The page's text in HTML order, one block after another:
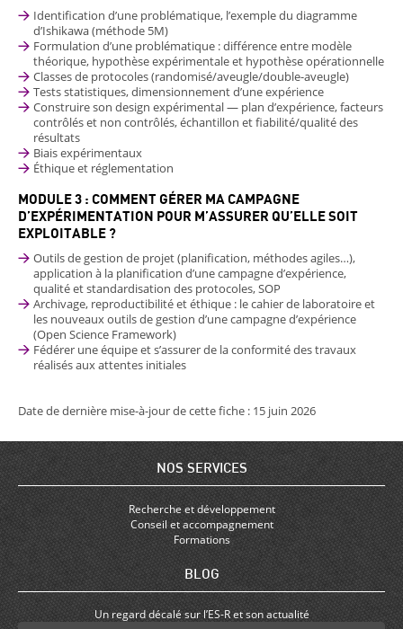
Identification d’une problématique, l’exemple du diagramme
d’Ishikawa (méthode 5M)
Formulation d’une problématique : différence entre modèle
théorique, hypothèse expérimentale et hypothèse opérationnelle
Classes de protocoles (randomisé/aveugle/double-aveugle)
Tests statistiques, dimensionnement d’une expérience
Construire son design expérimental — plan d’expérience, facteurs
contrôlés et non contrôlés, échantillon et fiabilité/qualité des
résultats
Biais expérimentaux
Éthique et réglementation
MODULE 3 : COMMENT GÉRER MA CAMPAGNE
D’EXPÉRIMENTATION POUR M’ASSURER QU’ELLE SOIT
EXPLOITABLE ?
Outils de gestion de projet (planification, méthodes agiles…),
application à la planification d’une campagne d’expérience,
qualité et standardisation des protocoles, SOP
Archivage, reproductibilité et éthique : le cahier de laboratoire et
les nouveaux outils de gestion d’une campagne d’expérience
(Open Science Framework)
Fédérer une équipe et s’assurer de la conformité des travaux
réalisés aux attentes initiales
Date de dernière mise-à-jour de cette fiche : 15 juin 2026
NOS SERVICES
Recherche et développement
Conseil et accompagnement
Formations
BLOG
Un regard décalé sur l’ES-R et son actualité